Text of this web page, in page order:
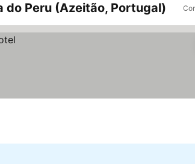
Peru (Azeitão, Portugal)